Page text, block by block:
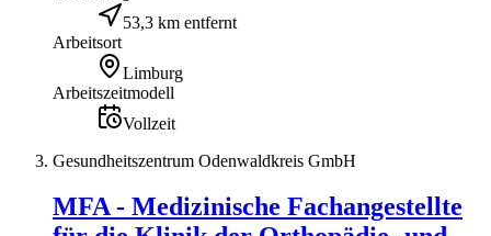
53,3 km entfernt
Arbeitsort
Limburg
Arbeitszeitmodell
Vollzeit
Gesundheitszentrum Odenwaldkreis GmbH
MFA - Medizinische Fachangestellte